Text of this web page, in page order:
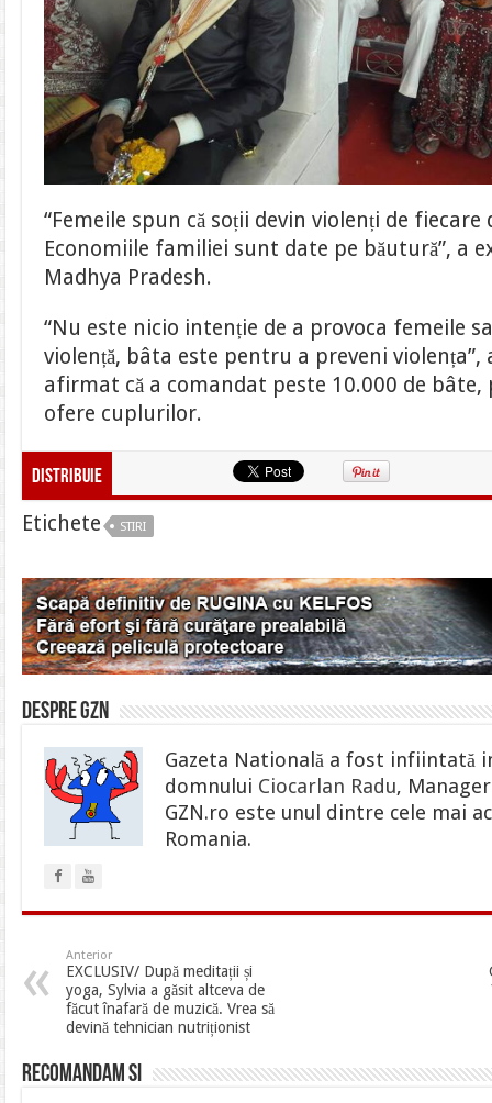
“Femeile spun că soții devin violenți de
Economiile familiei sunt date pe băutură”, a
Madhya Pradesh.
“Nu este nicio intenție de a provoca femeile
violență, bâta este pentru a preveni
afirmat că a comandat peste 10.000 de bâte,
ofere cuplurilor.
Distribuie
Etichete STIRI
Despre gzn
Gazeta Natională a fost infiintată
domnului Ciocarlan Radu,
GZN.ro este unul dintre cele mai
Romania.
Anterior
EXCLUSIV/ După meditații și
yoga, Sylvia a găsit altceva de
făcut înafară de muzică. Vrea să
devină tehnician nutriționist
Recomandam si